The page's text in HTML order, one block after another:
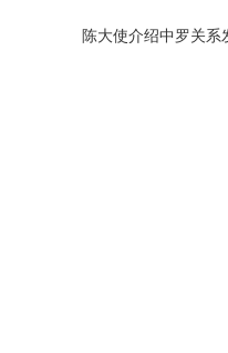
陈大使介绍中罗关系发